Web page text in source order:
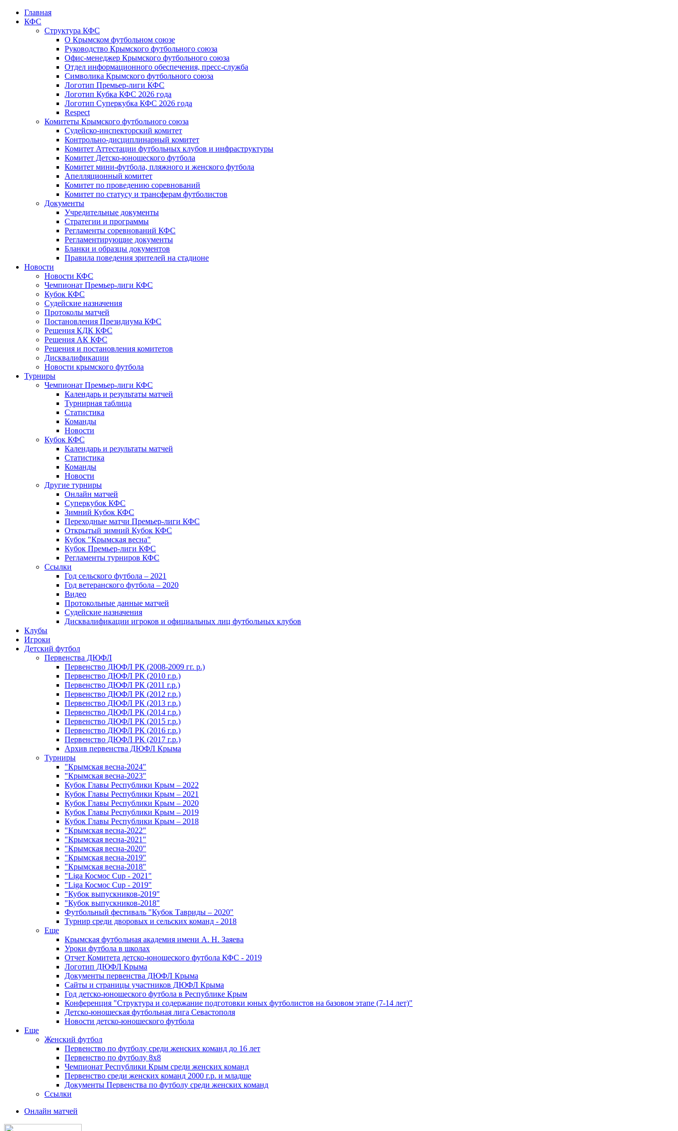
Главная
КФС
Структура КФС
О Крымском футбольном союзе
Руководство Крымского футбольного союза
Офис-менеджер Крымского футбольного союза
Отдел информационного обеспечения, пресс-служба
Символика Крымского футбольного союза
Логотип Премьер-лиги КФС
Логотип Кубка КФС 2026 года
Логотип Суперкубка КФС 2026 года
Respect
Комитеты Крымского футбольного союза
Судейско-инспекторский комитет
Контрольно-дисциплинарный комитет
Комитет Аттестации футбольных клубов и инфраструктуры
Комитет Детско-юношеского футбола
Комитет мини-футбола, пляжного и женского футбола
Апелляционный комитет
Комитет по проведению соревнований
Комитет по статусу и трансферам футболистов
Документы
Учредительные документы
Стратегии и программы
Регламенты соревнований КФС
Регламентирующие документы
Бланки и образцы документов
Правила поведения зрителей на стадионе
Новости
Новости КФС
Чемпионат Премьер-лиги КФС
Кубок КФС
Судейские назначения
Протоколы матчей
Постановления Президиума КФС
Решения КДК КФС
Решения АК КФС
Решения и постановления комитетов
Дисквалификации
Новости крымского футбола
Турниры
Чемпионат Премьер-лиги КФС
Календарь и результаты матчей
Турнирная таблица
Статистика
Команды
Новости
Кубок КФС
Календарь и результаты матчей
Статистика
Команды
Новости
Другие турниры
Онлайн матчей
Суперкубок КФС
Зимний Кубок КФС
Переходные матчи Премьер-лиги КФС
Открытый зимний Кубок КФС
Кубок "Крымская весна"
Кубок Премьер-лиги КФС
Регламенты турниров КФС
Ссылки
Год сельского футбола – 2021
Год ветеранского футбола – 2020
Видео
Протокольные данные матчей
Судейские назначения
Дисквалификации игроков и официальных лиц футбольных клубов
Клубы
Игроки
Детский футбол
Первенства ДЮФЛ
Первенство ДЮФЛ РК (2008-2009 гг. р.)
Первенство ДЮФЛ РК (2010 г.р.)
Первенство ДЮФЛ РК (2011 г.р.)
Первенство ДЮФЛ РК (2012 г.р.)
Первенство ДЮФЛ РК (2013 г.р.)
Первенство ДЮФЛ РК (2014 г.р.)
Первенство ДЮФЛ РК (2015 г.р.)
Первенство ДЮФЛ РК (2016 г.р.)
Первенство ДЮФЛ РК (2017 г.р.)
Архив первенства ДЮФЛ Крыма
Турниры
"Крымская весна-2024"
"Крымская весна-2023"
Кубок Главы Республики Крым – 2022
Кубок Главы Республики Крым – 2021
Кубок Главы Республики Крым – 2020
Кубок Главы Республики Крым – 2019
Кубок Главы Республики Крым – 2018
"Крымская весна-2022"
"Крымская весна-2021"
"Крымская весна-2020"
"Крымская весна-2019"
"Крымская весна-2018"
"Liga Космос Cup - 2021"
"Liga Космос Cup - 2019"
"Кубок выпускников-2019"
"Кубок выпускников-2018"
Футбольный фестиваль "Кубок Тавриды – 2020"
Турнир среди дворовых и сельских команд - 2018
Еще
Крымская футбольная академия имени А. Н. Заяева
Уроки футбола в школах
Отчет Комитета детско-юношеского футбола КФС - 2019
Логотип ДЮФЛ Крыма
Документы первенства ДЮФЛ Крыма
Сайты и страницы участников ДЮФЛ Крыма
Год детско-юношеского футбола в Республике Крым
Конференция "Структура и содержание подготовки юных футболистов на базовом этапе (7-14 лет)"
Детско-юношеская футбольная лига Севастополя
Новости детско-юношеского футбола
Еще
Женский футбол
Первенство по футболу среди женских команд до 16 лет
Первенство по футболу 8х8
Чемпионат Республики Крым среди женских команд
Первенство среди женских команд 2000 г.р. и младше
Документы Первенства по футболу среди женских команд
Ссылки
Онлайн матчей